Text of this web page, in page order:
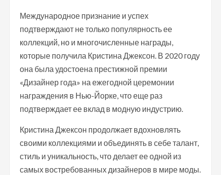
Международное признание и успех
подтверждают не только популярность ее
коллекций, но и многочисленные награды,
которые получила Кристина Джексон. В 2020 году
она была удостоена престижной премии
«Дизайнер года» на ежегодной церемонии
награждения в Нью-Йорке, что еще раз
подтверждает ее вклад в модную индустрию.
Кристина Джексон продолжает вдохновлять
своими коллекциями и объединять в себе талант,
стиль и уникальность, что делает ее одной из
самых востребованных дизайнеров в мире моды.